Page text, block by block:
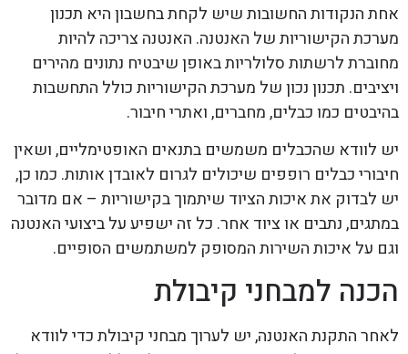
אחת הנקודות החשובות שיש לקחת בחשבון היא תכנון
מערכת הקישוריות של האנטנה. האנטנה צריכה להיות
מחוברת לרשתות סלולריות באופן שיבטיח נתונים מהירים
ויציבים. תכנון נכון של מערכת הקישוריות כולל התחשבות
בהיבטים כמו כבלים, מחברים, ואתרי חיבור.
יש לוודא שהכבלים משמשים בתנאים האופטימליים, ושאין
חיבורי כבלים רופפים שיכולים לגרום לאובדן אותות. כמו כן,
יש לבדוק את איכות הציוד שיתמוך בקישוריות – אם מדובר
במתגים, נתבים או ציוד אחר. כל זה ישפיע על ביצועי האנטנה
וגם על איכות השירות המסופק למשתמשים הסופיים.
הכנה למבחני קיבולת
לאחר התקנת האנטנה, יש לערוך מבחני קיבולת כדי לוודא